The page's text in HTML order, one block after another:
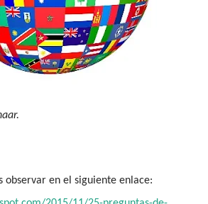
observar en el siguiente enlace: